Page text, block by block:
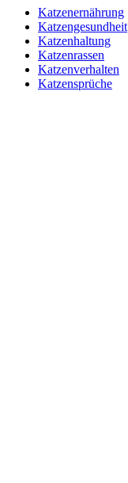
Katzenernährung
Katzengesundheit
Katzenhaltung
Katzenrassen
Katzenverhalten
Katzensprüche